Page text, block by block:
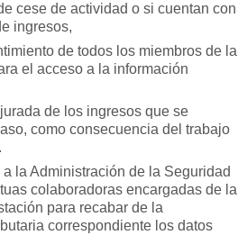
cese de actividad o si cuentan con
ingresos,
de todos los miembros de la
el acceso a la información
de los ingresos que se
como consecuencia del trabajo
la Administración de la Seguridad
colaboradoras encargadas de la
para recabar de la
correspondiente los datos